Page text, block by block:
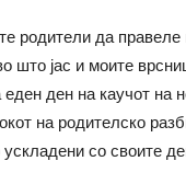
родители да правеле
што јас и моите
ден на каучот на
на родителско
со своите